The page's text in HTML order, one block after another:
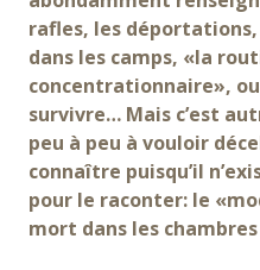
rafles, les
dans les camps, «la
concentrationnaire»,
survivre… Mais c’est
peu à peu à vouloir
connaître puisqu’il
pour le raconter: le
mort dans les